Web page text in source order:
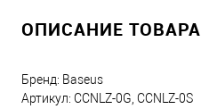
ОПИСАНИЕ ТОВАРА
Бренд: Baseus
Артикул: CCNLZ-0G, CCNLZ-0S